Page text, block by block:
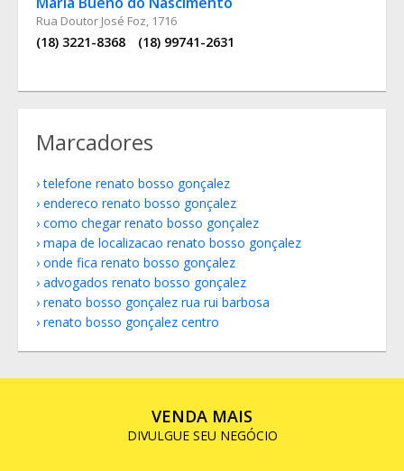
Rua Doutor José Foz, 1716
(18) 3221-8368 (18) 99741-2631
Marcadores
telefone renato bosso gonçalez
endereco renato bosso gonçalez
como chegar renato bosso gonçalez
mapa de localizacao renato bosso gonçalez
onde fica renato bosso gonçalez
advogados renato bosso gonçalez
renato bosso gonçalez rua rui barbosa
renato bosso gonçalez centro
VENDA MAIS
DIVULGUE SEU NEGÓCIO